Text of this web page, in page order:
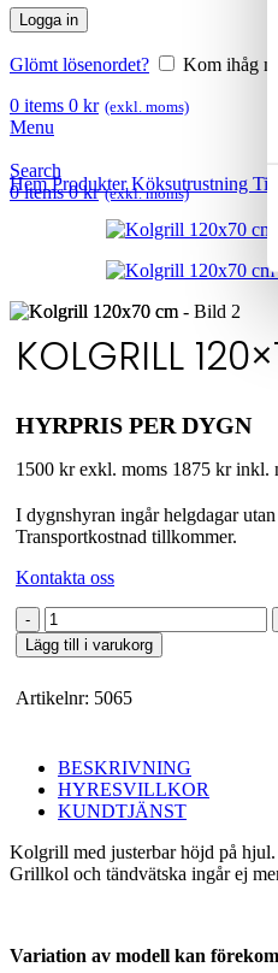
Logga in
Glömt lösenordet?
Kom ihåg
0 items 0 kr (exkl. moms)
Menu
Search
0items 0kr (exkl. moms)
HemProdukterKöksutrustning
KOLGRILL
HYRPRIS PER DYGN
1500 kr exkl. moms 1875 kr inkl.
I dygnshyran ingår helgdagar
Transportkostnad tillkommer.
Kontakta oss
Kolgrill
120x70
cm
Lägg till i varukorg
Artikelnr: 5065
BESKRIVNING
HYRESVILLKOR
KUNDTJÄNST
Kolgrill med justerbar höjd på
Grillkol och tändvätska ingår ej
Variation av modell kan